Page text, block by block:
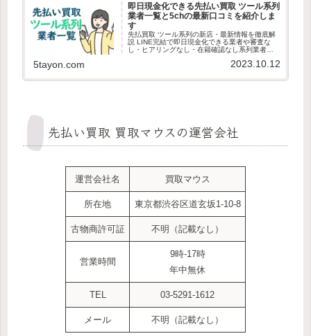
即日現金化できる先払い買取 ツール系列
業者一覧と5chの最新口コミを紹介しま
す
先払買取 ツール系列の新店・最新情報を徹底解
説 LINE完結で即日現金化できる業者や審査な
し・ヒアリングなし・在籍確認なし系列業者の
を紹介します。最新版の先払買取 ツール系列情
5tayon.com 2023.10.12
先払い買取 買取マウスの運営会社
運営会社名 買取マウス
所在地 東京都渋谷区道玄坂1-10-8
古物商許可証 不明（記載なし）
営業時間
9時-17時
年中無休
TEL 03-5291-1612
メール 不明（記載なし）